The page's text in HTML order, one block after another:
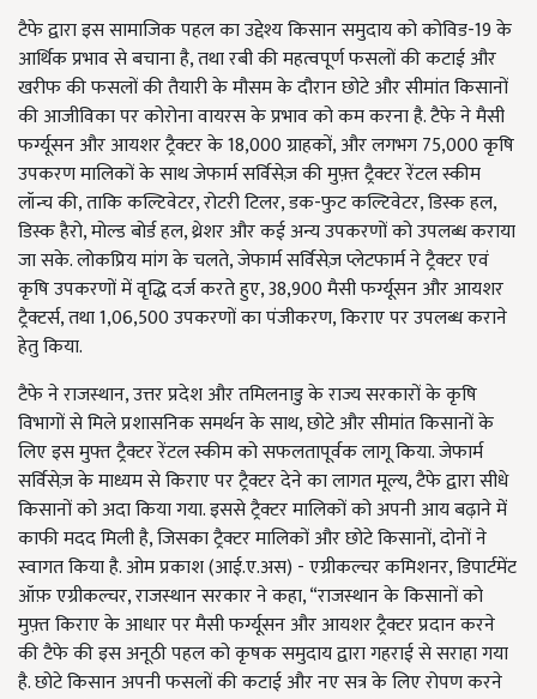
टैफे द्वारा इस सामाजिक पहल का उद्देश्य किसान समुदाय को कोविड-19 के
आर्थिक प्रभाव से बचाना है, तथा रबी की महत्वपूर्ण फसलों की कटाई और
खरीफ की फसलों की तैयारी के मौसम के दौरान छोटे और सीमांत किसानों
की आजीविका पर कोरोना वायरस के प्रभाव को कम करना है. टैफे ने मैसी
फर्ग्यूसन और आयशर ट्रैक्टर के 18,000 ग्राहकों, और लगभग 75,000 कृषि
उपकरण मालिकों के साथ जेफार्म सर्विसेज़ की मुफ़्त ट्रैक्टर रेंटल स्कीम
लॉन्च की, ताकि कल्टिवेटर, रोटरी टिलर, डक-फुट कल्टिवेटर, डिस्क हल,
डिस्क हैरो, मोल्ड बोर्ड हल, थ्रेशर और कई अन्य उपकरणों को उपलब्ध कराया
जा सके. लोकप्रिय मांग के चलते, जेफार्म सर्विसेज़ प्लेटफार्म ने ट्रैक्टर एवं
कृषि उपकरणों में वृद्धि दर्ज करते हुए, 38,900 मैसी फर्ग्यूसन और आयशर
ट्रैक्टर्स, तथा 1,06,500 उपकरणों का पंजीकरण, किराए पर उपलब्ध कराने
हेतु किया.
टैफे ने राजस्थान, उत्तर प्रदेश और तमिलनाडु के राज्य सरकारों के कृषि
विभागों से मिले प्रशासनिक समर्थन के साथ, छोटे और सीमांत किसानों के
लिए इस मुफ्त ट्रैक्टर रेंटल स्कीम को सफलतापूर्वक लागू किया. जेफार्म
सर्विसेज़ के माध्यम से किराए पर ट्रैक्टर देने का लागत मूल्य, टैफे द्वारा सीधे
किसानों को अदा किया गया. इससे ट्रैक्टर मालिकों को अपनी आय बढ़ाने में
काफी मदद मिली है, जिसका ट्रैक्टर मालिकों और छोटे किसानों, दोनों ने
स्वागत किया है. ओम प्रकाश (आई.ए.अस) - एग्रीकल्चर कमिशनर, डिपार्टमेंट
ऑफ़ एग्रीकल्चर, राजस्थान सरकार ने कहा, “राजस्थान के किसानों को
मुफ़्त किराए के आधार पर मैसी फर्ग्यूसन और आयशर ट्रैक्टर प्रदान करने
की टैफे की इस अनूठी पहल को कृषक समुदाय द्वारा गहराई से सराहा गया
है. छोटे किसान अपनी फसलों की कटाई और नए सत्र के लिए रोपण करने